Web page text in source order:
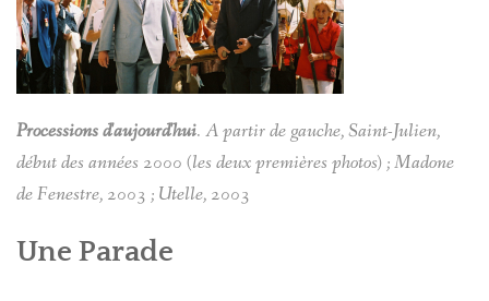
Processions d'aujourd'hui. A partir de gauche, Saint-Julien,
début des années 2000 (les deux premières photos) ; Madone
de Fenestre, 2003 ; Utelle, 2003
Une Parade